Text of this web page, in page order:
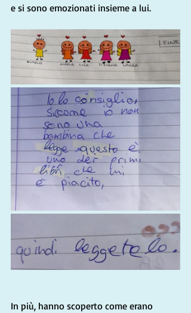
e si sono emozionati insieme a lui.
In più, hanno scoperto come erano